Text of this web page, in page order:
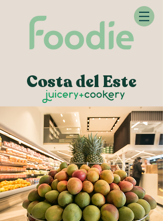
Costa del Este